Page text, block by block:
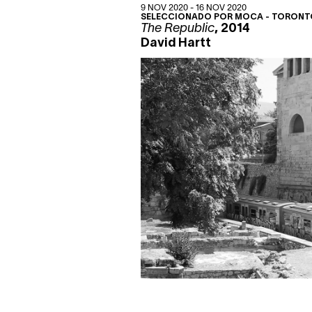
9 NOV 2020 - 16 NOV 2020
SELECCIONADO POR MOCA -
The Republic, 2014
David Hartt